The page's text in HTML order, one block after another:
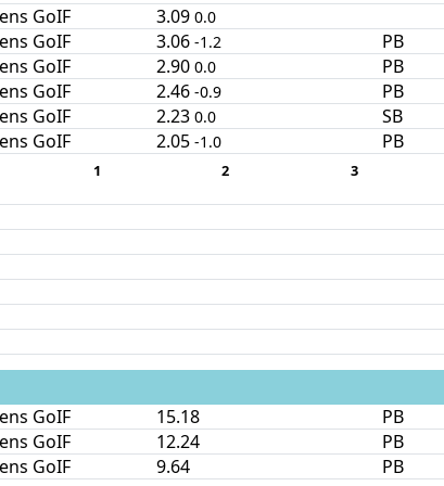
GoIF 3.09 0.0
GoIF 3.06 -1.2
PB
GoIF 2.90 0.0
PB
GoIF 2.46 -0.9
PB
GoIF 2.23 0.0
SB
GoIF 2.05 -1.0 PB
1 2 3
GoIF 15.18
PB
GoIF 12.24
PB
GoIF 9.64 PB